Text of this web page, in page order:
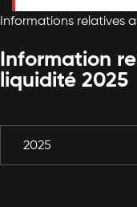
Informations relatives
Information
liquidité 2025